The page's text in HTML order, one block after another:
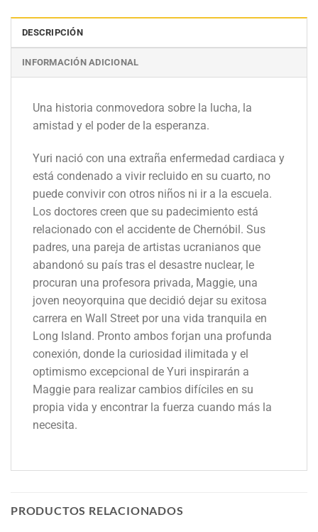
DESCRIPCIÓN
INFORMACIÓN ADICIONAL
Una historia conmovedora sobre la lucha, la
amistad y el poder de la esperanza.
Yuri nació con una extraña enfermedad cardiaca y
está condenado a vivir recluido en su cuarto, no
puede convivir con otros niños ni ir a la escuela.
Los doctores creen que su padecimiento está
relacionado con el accidente de Chernóbil. Sus
padres, una pareja de artistas ucranianos que
abandonó su país tras el desastre nuclear, le
procuran una profesora privada, Maggie, una
joven neoyorquina que decidió dejar su exitosa
carrera en Wall Street por una vida tranquila en
Long Island. Pronto ambos forjan una profunda
conexión, donde la curiosidad ilimitada y el
optimismo excepcional de Yuri inspirarán a
Maggie para realizar cambios difíciles en su
propia vida y encontrar la fuerza cuando más la
necesita.
PRODUCTOS RELACIONADOS